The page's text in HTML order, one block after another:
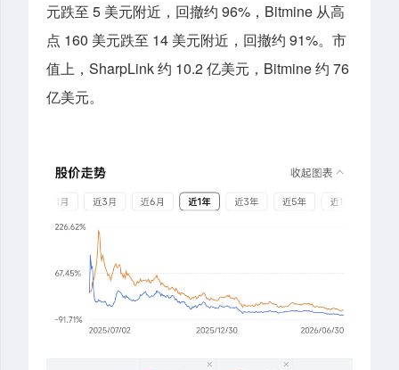
元跌至 5 美元附近，回撤约 96%，Bitmine 从高
点 160 美元跌至 14 美元附近，回撤约 91%。市
值上，SharpLink 约 10.2 亿美元，Bitmine 约 76
亿美元。